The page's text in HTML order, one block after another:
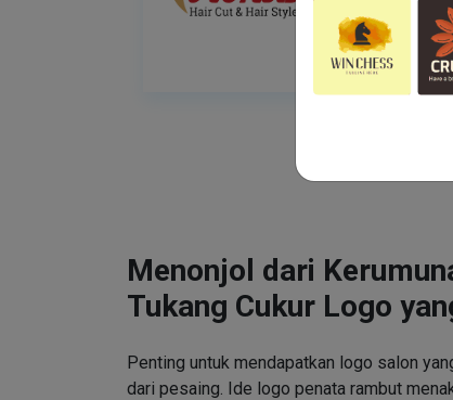
Menonjol dari
Tukang Cukur Logo
Penting untuk mendapatkan logo salon
dari pesaing. Ide logo penata rambut